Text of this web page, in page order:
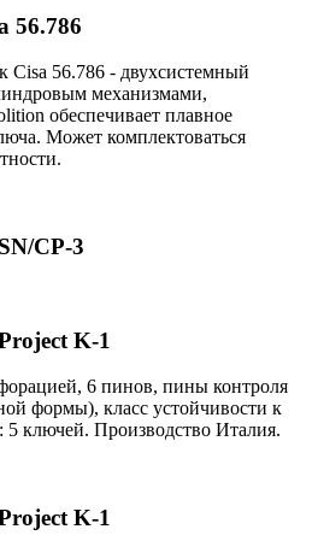
56.786
56.786 - двухсистемный
механизмами,
обеспечивает плавное
Может комплектоваться
CP-3
K-1
6 пинов, пины контроля
формы), класс устойчивости к
ключей. Производство Италия.
K-1